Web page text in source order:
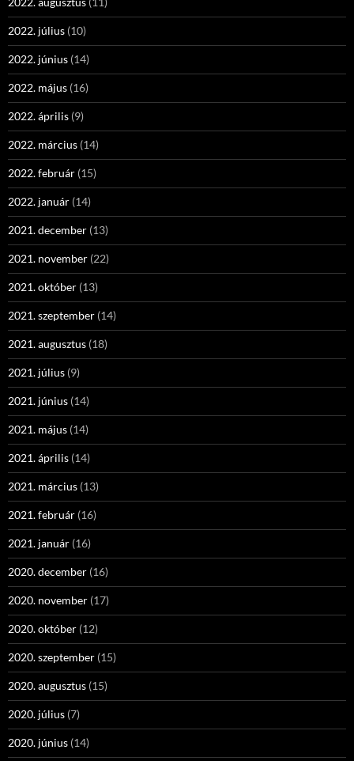
2022. július (10)
2022. június (14)
2022. május (16)
2022. április (9)
2022. március (14)
2022. február (15)
2022. január (14)
2021. december (13)
2021. november (22)
2021. október (13)
2021. szeptember (14)
2021. augusztus (18)
2021. július (9)
2021. június (14)
2021. május (14)
2021. április (14)
2021. március (13)
2021. február (16)
2021. január (16)
2020. december (16)
2020. november (17)
2020. október (12)
2020. szeptember (15)
2020. augusztus (15)
2020. július (7)
2020. június (14)